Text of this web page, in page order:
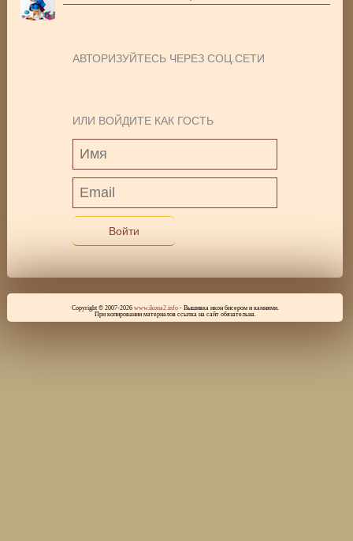
АВТОРИЗУЙТЕСЬ ЧЕРЕЗ СОЦ.СЕТИ
ИЛИ ВОЙДИТЕ КАК ГОСТЬ
Войти
Copyright © 2007-2026 www.ikona2.info- Вышивка икон бисером и камнями.
При копировании материалов ссылка на сайт обязательна.